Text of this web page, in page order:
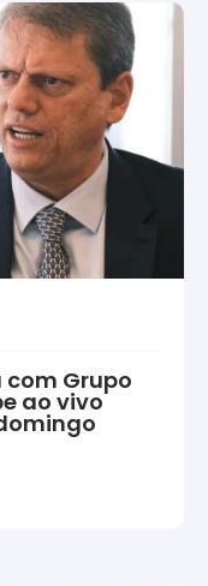
com Grupo
ao vivo